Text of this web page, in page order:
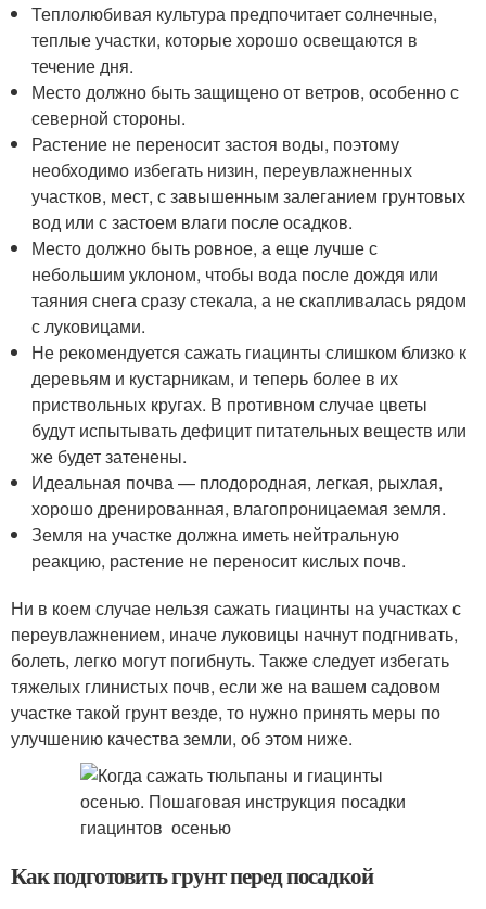
Теплолюбивая культура предпочитает солнечные,
теплые участки, которые хорошо освещаются в
течение дня.
Место должно быть защищено от ветров, особенно с
северной стороны.
Растение не переносит застоя воды, поэтому
необходимо избегать низин, переувлажненных
участков, мест, с завышенным залеганием грунтовых
вод или с застоем влаги после осадков.
Место должно быть ровное, а еще лучше с
небольшим уклоном, чтобы вода после дождя или
таяния снега сразу стекала, а не скапливалась рядом
с луковицами.
Не рекомендуется сажать гиацинты слишком близко к
деревьям и кустарникам, и теперь более в их
приствольных кругах. В противном случае цветы
будут испытывать дефицит питательных веществ или
же будет затенены.
Идеальная почва — плодородная, легкая, рыхлая,
хорошо дренированная, влагопроницаемая земля.
Земля на участке должна иметь нейтральную
реакцию, растение не переносит кислых почв.
Ни в коем случае нельзя сажать гиацинты на участках с
переувлажнением, иначе луковицы начнут подгнивать,
болеть, легко могут погибнуть. Также следует избегать
тяжелых глинистых почв, если же на вашем садовом
участке такой грунт везде, то нужно принять меры по
улучшению качества земли, об этом ниже.
Как подготовить грунт перед посадкой